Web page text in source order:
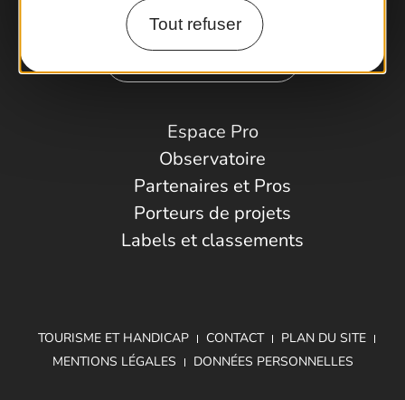
Tout refuser
Espace Pro
Observatoire
Partenaires et Pros
Porteurs de projets
Labels et classements
TOURISME ET HANDICAP CONTACT
PLAN DU SITE
MENTIONS LÉGALES
DONNÉES PERSONNELLES